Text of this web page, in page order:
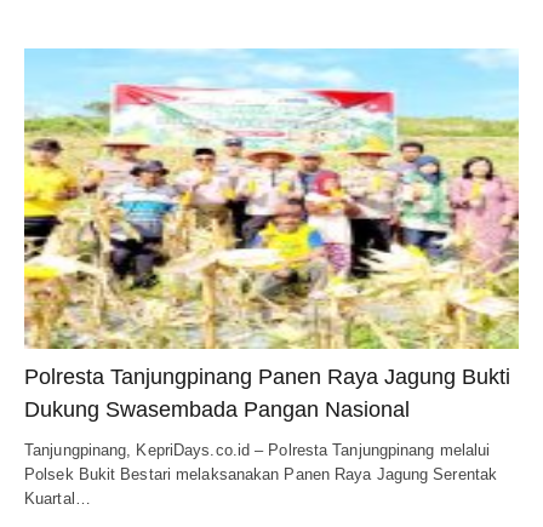
Polresta Tanjungpinang Panen Raya Jagung Bukti
Dukung Swasembada Pangan Nasional
Tanjungpinang, KepriDays.co.id – Polresta Tanjungpinang melalui
Polsek Bukit Bestari melaksanakan Panen Raya Jagung Serentak
Kuartal…